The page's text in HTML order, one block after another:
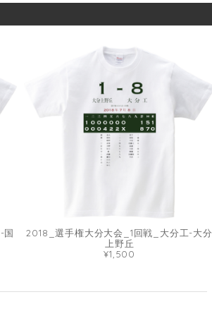
国
2018_選手権大分大会_1回戦_大分工-大分
上野丘
¥1,500